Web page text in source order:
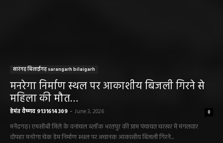
सारंगढ़ बिलाईगढ़ sarangarh bilaigarh
मनरेगा निर्माण स्थल पर आकाशीय बिजली गिरने से
महिला की मौत…
हेमंत वैष्णव 9131614309 - June 3, 2026 0
मनेंद्रगढ़। एमसीबी जिले के वनांचल ब्लॉक भरतपुर की ग्राम पंचायत चरखर में मंगलवार
दोपहर मनरेगा चेक डेम निर्माण स्थल पर अचानक आकाशीय बिजली गिरने...